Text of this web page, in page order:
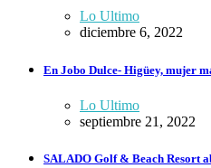
Lo Ultimo
diciembre 6, 2022
En Jobo Dulce- Higüey, mujer
Lo Ultimo
septiembre 21, 2022
SALADO Golf & Beach Resort